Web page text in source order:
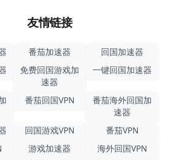
友情链接
番茄加速器
回国加速器
免费回国游戏加
速器
一键回国加速器
番茄回国VPN
番茄海外回国加
速器
回国游戏VPN
番茄VPN
游戏加速器
海外回国VPN